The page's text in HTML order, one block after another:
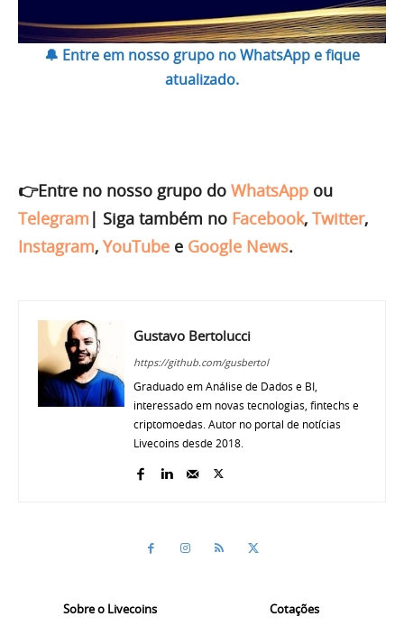
🔔 Entre em nosso grupo no WhatsApp e fique
atualizado.
👉Entre no nosso grupo do WhatsApp ou
Telegram | Siga também no Facebook, Twitter,
Instagram, YouTube e Google News.
Gustavo Bertolucci
https://github.com/gusbertol
Graduado em Análise de Dados e BI,
interessado em novas tecnologias, fintechs e
criptomoedas. Autor no portal de notícias
Livecoins desde 2018.
Sobre o Livecoins Cotações